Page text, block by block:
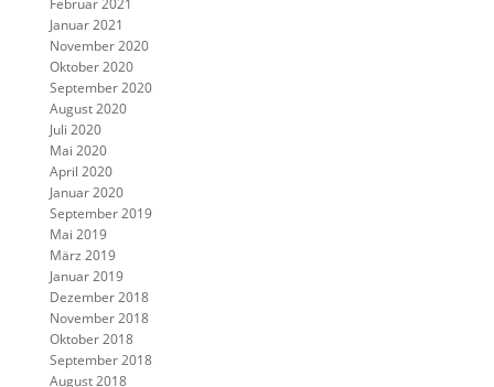
Januar 2021
November 2020
Oktober 2020
September 2020
August 2020
Juli 2020
Mai 2020
April 2020
Januar 2020
September 2019
Mai 2019
März 2019
Januar 2019
Dezember 2018
November 2018
Oktober 2018
September 2018
August 2018